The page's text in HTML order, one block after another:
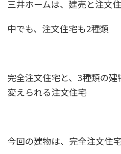
三井ホームは、建売と注文
中でも、注文住宅も2種類
完全注文住宅と、3種類の
変えられる注文住宅
今回の建物は、完全注文住